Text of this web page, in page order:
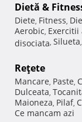
Dietă &
Diete, Fitness,
Aerobic, Exercitii
disociata, Silueta,
Reţete
Mancare, Paste,
Dulceata,
Maioneza, Pilaf,
Ce mancam azi